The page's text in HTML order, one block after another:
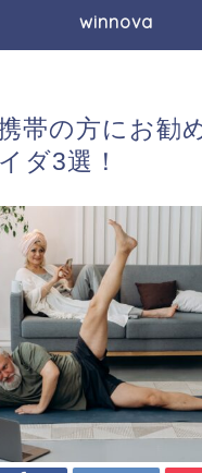
winnova
帯の方にお勧
ダ3選！